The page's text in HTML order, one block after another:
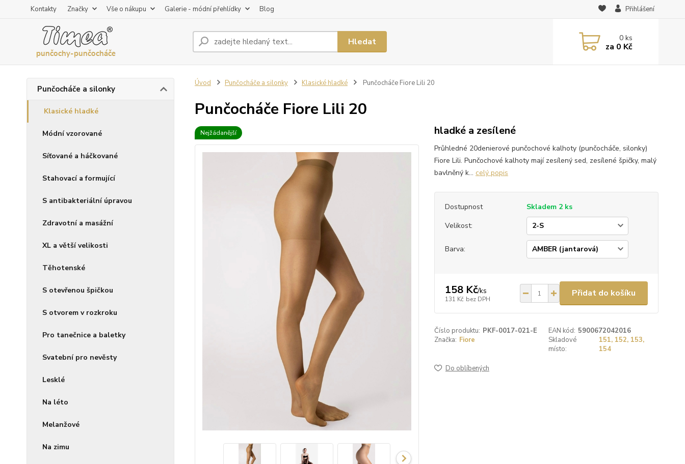
Kontakty Značky Vše o nákupu Galerie - módní přehlídky Blog Přihlášení
Hledat 0ks
za 0 Kč
Punčocháče a silonky
Klasické hladké
Módní vzorované
Síťované a háčkované
Stahovací a formující
S antibakteriální úpravou
Zdravotní a masážní
XL a větší velikosti
Těhotenské
S otevřenou špičkou
S otvorem v rozkroku
Pro tanečnice a baletky
Svatební pro nevěsty
Lesklé
Na léto
Melanžové
Na zimu
Úvod Punčocháče a silonky Klasické hladké Punčocháče Fiore Lili 20
Punčocháče Fiore Lili 20
Nejžádanější hladké a zesílené
Průhledné 20denierové punčochové kalhoty (punčocháče, silonky)
Fiore Lili. Punčochové kalhoty mají zesílený sed, zesílené špičky, malý
bavlněný k... celý popis
Dostupnost
Skladem 2 ks
Velikost:
Barva:
158 Kč/ks
131 Kč bez DPH
Přidat do košíku
Číslo produktu: PKF-0017-021-E EAN kód: 5900672042016
Značka: Fiore
Skladové
místo:
151, 152, 153,
154
Do oblíbených